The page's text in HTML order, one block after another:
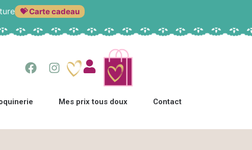
💝 Carte cadeau
Mes prix tous doux Contact